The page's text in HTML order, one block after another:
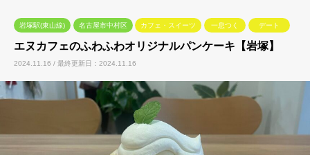
岩塚駅(東山線) 名古屋市中村区 カフェ・スイーツ 一息つく デート
エヌカフェのふわふわオリジナルパンケーキ【岩塚】
2024.11.16 / 最終更新日：2024.11.16